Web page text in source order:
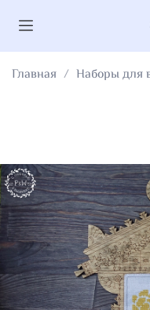
Главная Наборы для